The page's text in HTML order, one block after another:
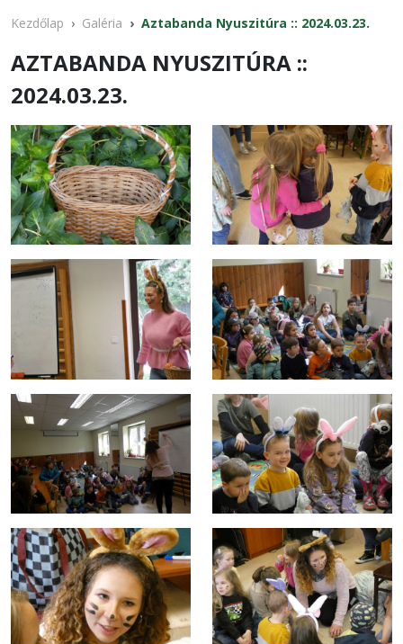
Kezdőlap Galéria Aztabanda Nyuszitúra :: 2024.03.23.
AZTABANDA NYUSZITÚRA ::
2024.03.23.